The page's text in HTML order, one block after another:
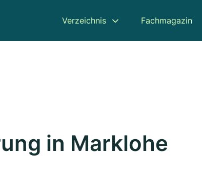
Verzeichnis Fachmagazin
in Marklohe